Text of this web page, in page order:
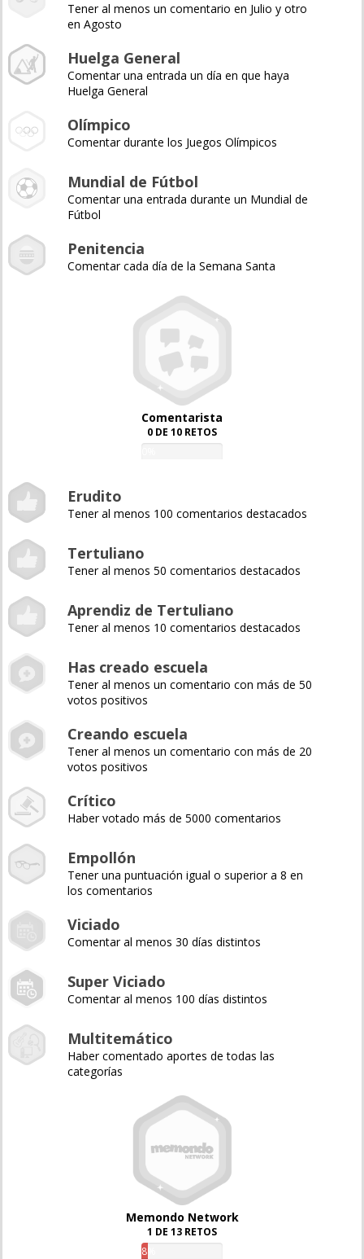
Tener al menos un comentario en Julio y otro
en Agosto
Huelga General
Comentar una entrada un día en que haya
Huelga General
Olímpico
Comentar durante los Juegos Olímpicos
Mundial de Fútbol
Comentar una entrada durante un Mundial de
Fútbol
Penitencia
Comentar cada día de la Semana Santa
Comentarista
0 DE 10 RETOS
Erudito
Tener al menos 100 comentarios destacados
Tertuliano
Tener al menos 50 comentarios destacados
Aprendiz de Tertuliano
Tener al menos 10 comentarios destacados
Has creado escuela
Tener al menos un comentario con más de 50
votos positivos
Creando escuela
Tener al menos un comentario con más de 20
votos positivos
Crítico
Haber votado más de 5000 comentarios
Empollón
Tener una puntuación igual o superior a 8 en
los comentarios
Viciado
Comentar al menos 30 días distintos
Super Viciado
Comentar al menos 100 días distintos
Multitemático
Haber comentado aportes de todas las
categorías
Memondo Network
1 DE 13 RETOS
8%